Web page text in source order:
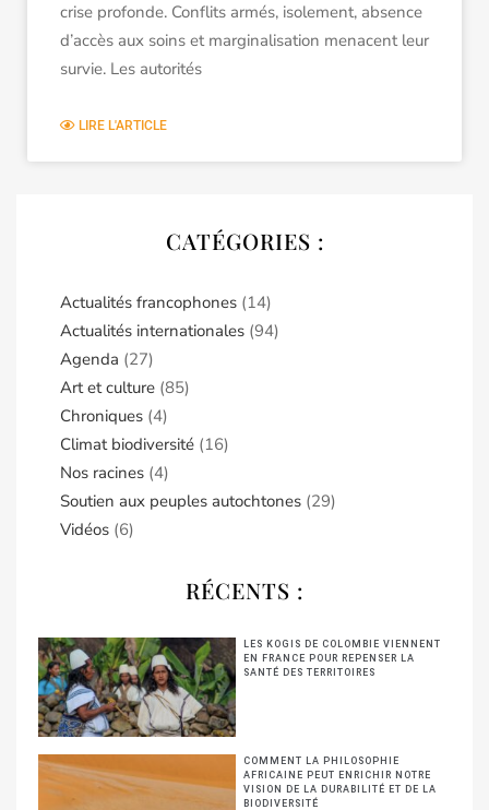
crise profonde. Conflits armés, isolement, absence
d’accès aux soins et marginalisation menacent leur
survie. Les autorités
LIRE L'ARTICLE
CATÉGORIES :
Actualités francophones (14)
Actualités internationales (94)
Agenda (27)
Art et culture (85)
Chroniques (4)
Climat biodiversité (16)
Nos racines (4)
Soutien aux peuples autochtones (29)
Vidéos (6)
RÉCENTS :
LES KOGIS DE COLOMBIE VIENNENT
EN FRANCE POUR REPENSER LA
SANTÉ DES TERRITOIRES
COMMENT LA PHILOSOPHIE
AFRICAINE PEUT ENRICHIR NOTRE
VISION DE LA DURABILITÉ ET DE LA
BIODIVERSITÉ